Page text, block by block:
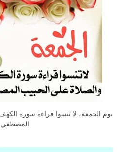
يوم الجمعة، لا تنسوا قراءة سورة
المصطفي